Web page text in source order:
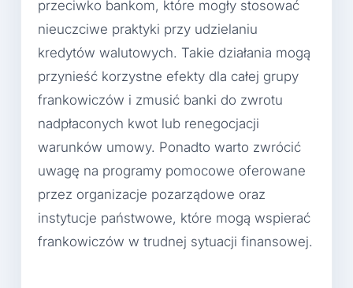
przeciwko bankom, które mogły stosować
nieuczciwe praktyki przy udzielaniu
kredytów walutowych. Takie działania mogą
przynieść korzystne efekty dla całej grupy
frankowiczów i zmusić banki do zwrotu
nadpłaconych kwot lub renegocjacji
warunków umowy. Ponadto warto zwrócić
uwagę na programy pomocowe oferowane
przez organizacje pozarządowe oraz
instytucje państwowe, które mogą wspierać
frankowiczów w trudnej sytuacji finansowej.